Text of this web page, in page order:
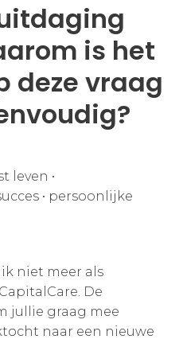
is het
deze vraag
leven •
• persoonlijke
niet meer als
De
jullie graag mee
naar een nieuwe